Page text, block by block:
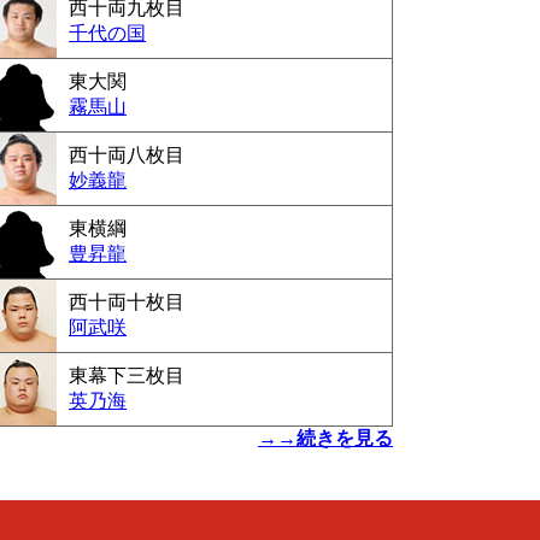
西十両九枚目
千代の国
東大関
霧馬山
西十両八枚目
妙義龍
東横綱
豊昇龍
西十両十枚目
阿武咲
東幕下三枚目
英乃海
→→続きを見る